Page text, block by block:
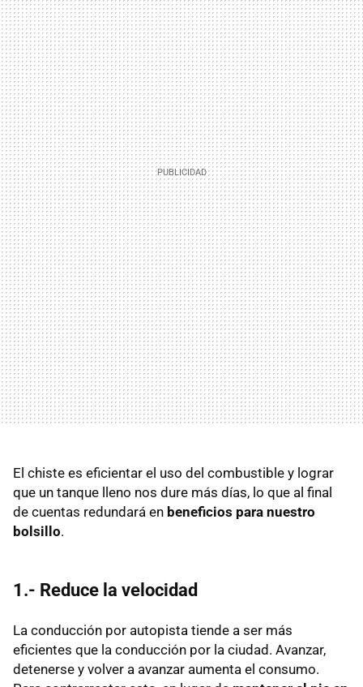
El chiste es eficientar el uso del combustible y lograr
que un tanque lleno nos dure más días, lo que al final
de cuentas redundará en beneficios para nuestro
bolsillo.
1.- Reduce la velocidad
La conducción por autopista tiende a ser más
eficientes que la conducción por la ciudad. Avanzar,
detenerse y volver a avanzar aumenta el consumo.